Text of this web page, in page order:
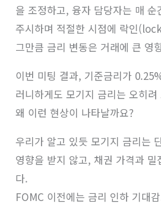
을 조정하고, 융자 담당자는 매 순
주시하며 적절한 시점에 락인
그만큼 금리 변동은 거래에 큰 영
이번 미팅 결과, 기준금리가
러니하게도 모기지 금리는 오히
왜 이런 현상이 나타날까요?
우리가 알고 있듯 모기지 금리는
영향을 받지 않고, 채권 가격과 밀
다.
FOMC 이전에는 금리 인하 기대